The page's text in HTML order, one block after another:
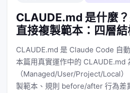
CLAUDE.md 是什麼
直接複製範本：四層結
CLAUDE.md 是 Claude Code 自
本篇用真實運作中的 CLAUDE.md
（Managed/User/Project/Local
製範本、規則 before/after 行為差